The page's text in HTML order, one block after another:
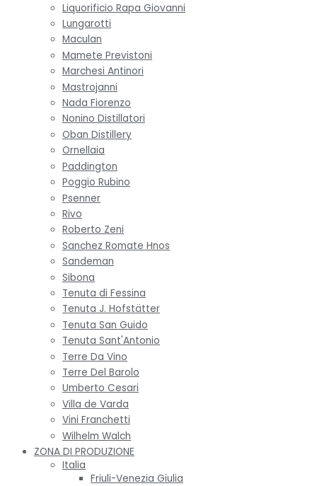
Liquorificio Rapa Giovanni
Lungarotti
Maculan
Mamete Previstoni
Marchesi Antinori
Mastrojanni
Nada Fiorenzo
Nonino Distillatori
Oban Distillery
Ornellaia
Paddington
Poggio Rubino
Psenner
Rivo
Roberto Zeni
Sanchez Romate Hnos
Sandeman
Sibona
Tenuta di Fessina
Tenuta J. Hofstätter
Tenuta San Guido
Tenuta Sant'Antonio
Terre Da Vino
Terre Del Barolo
Umberto Cesari
Villa de Varda
Vini Franchetti
Wilhelm Walch
ZONA DI PRODUZIONE
Italia
Friuli-Venezia Giulia